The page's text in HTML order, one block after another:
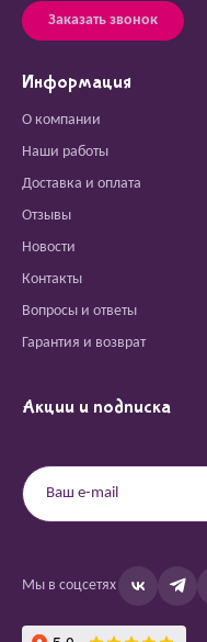
Заказать звонок
Информация
О компании
Наши работы
Доставка и оплата
Отзывы
Новости
Контакты
Вопросы и ответы
Гарантия и возврат
Акции и подписка
Мы в соцсетях